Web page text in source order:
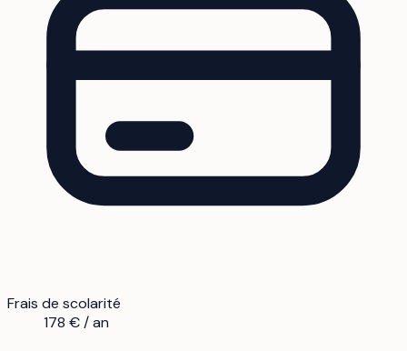
Frais de scolarité
178 € / an